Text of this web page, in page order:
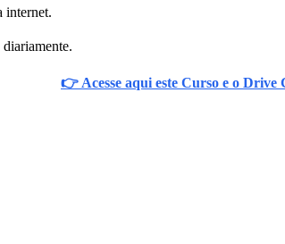
internet.
👉 Acesse aqui este Curso e o Drive